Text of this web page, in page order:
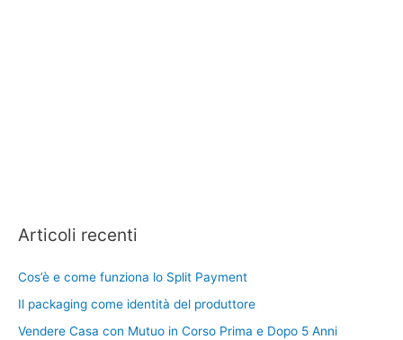
Articoli recenti
Cos’è e come funziona lo Split Payment
Il packaging come identità del produttore
Vendere Casa con Mutuo in Corso Prima e Dopo 5 Anni